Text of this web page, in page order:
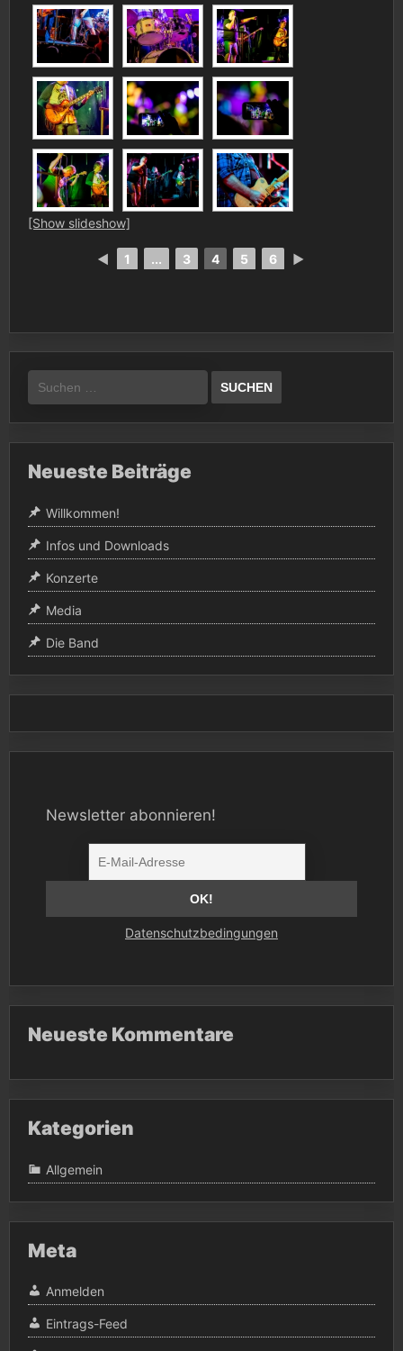
[Show slideshow]
◄ 1 ... 3 4 5 6 ►
Suchen
nach:
Neueste Beiträge
Willkommen!
Infos und Downloads
Konzerte
Media
Die Band
Newsletter abonnieren!
Datenschutzbedingungen
Neueste Kommentare
Kategorien
Allgemein
Meta
Anmelden
Eintrags-Feed